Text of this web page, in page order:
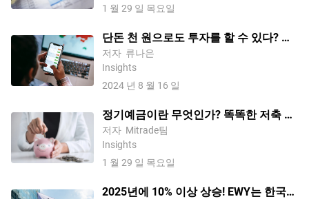
1 월 29 일 목요일
단돈 천 원으로도 투자를 할 수 있다? 당
신이 몰랐던 소액투자 팁! – 소액투자의
대표적 유형 및 소액 주식 투자를 할 수
있는 방법 등
저자 류나은
Insights
2024 년 8 월 16 일
정기예금이란 무엇인가? 똑똑한 저축 전
략 가이드
저자 Mitrade팀
Insights
1 월 29 일 목요일
2025년에 10% 이상 상승! EWY는 한국